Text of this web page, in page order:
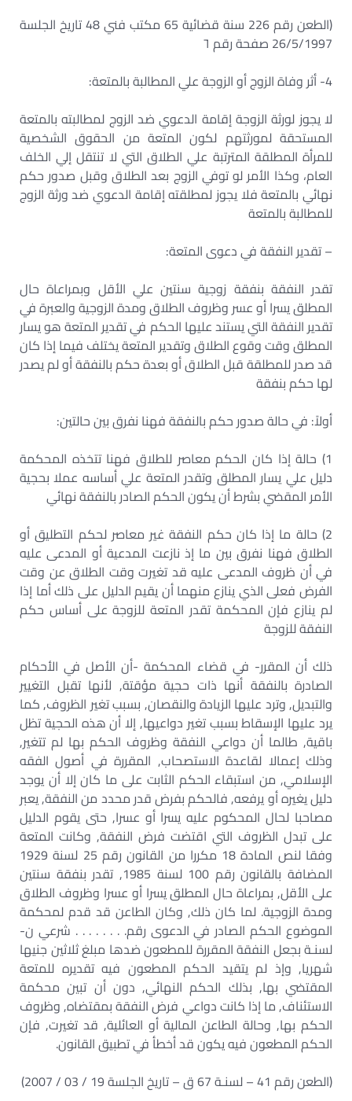
(الطعن رقم 226 سنة قضائية 65 مكتب فني 48 تاريخ الجلسة
26/5/1997 صفحة رقم ٦
4- أثر وفاة الزوج أو الزوجة علي المطالبة بالمتعة:
لا يجوز لورثة الزوجة إقامة الدعوي ضد الزوج لمطالبته بالمتعة
المستحقة لمورثتهم لكون المتعة من الحقوق الشخصية
للمرأة المطلقة المترتبة علي الطلاق التي لا تنتقل إلي الخلف
العام، وكذا الأمر لو توفي الزوج بعد الطلاق وقبل صدور حكم
نهائي بالمتعة فلا يجوز لمطلقته إقامة الدعوي ضد ورثة الزوج
للمطالبة بالمتعة
– تقدير النفقة في دعوى المتعة:
تقدر النفقة بنفقة زوجية سنتين علي الأقل وبمراعاة حال
المطلق يسرا أو عسر وظروف الطلاق ومدة الزوجية والعبرة في
تقدير النفقة التي يستند عليها الحكم في تقدير المتعة هو يسار
المطلق وقت وقوع الطلاق وتقدير المتعة يختلف فيما إذا كان
قد صدر للمطلقة قبل الطلاق أو بعدة حكم بالنفقة أو لم يصدر
لها حكم بنفقة
أولاً: في حالة صدور حكم بالنفقة فهنا نفرق بين حالتين:
1) حالة إذا كان الحكم معاصر للطلاق فهنا تتخذه المحكمة
دليل علي يسار المطلق وتقدر المتعة علي أساسه عملا بحجية
الأمر المقضي بشرط أن يكون الحكم الصادر بالنفقة نهائي
2) حالة ما إذا كان حكم النفقة غير معاصر لحكم التطليق أو
الطلاق فهنا نفرق بين ما إذ نازعت المدعية أو المدعى عليه
في أن ظروف المدعى عليه قد تغيرت وقت الطلاق عن وقت
الفرض فعلى الذي ينازع منهما أن يقيم الدليل على ذلك أما إذا
لم ينازع فإن المحكمة تقدر المتعة للزوجة على أساس حكم
النفقة للزوجة
ذلك أن المقرر- في قضاء المحكمة -أن الأصل في الأحكام
الصادرة بالنفقة أنها ذات حجية مؤقتة, لأنها تقبل التغيير
والتبديل, وترد عليها الزيادة والنقصان, بسبب تغير الظروف, كما
يرد عليها الإسقاط بسبب تغير دواعيها, إلا أن هذه الحجية تظل
باقية, طالما أن دواعي النفقة وظروف الحكم بها لم تتغير,
وذلك إعمالا لقاعدة الاستصحاب, المقررة في أصول الفقه
الإسلامي, من استبقاء الحكم الثابت على ما كان إلا أن يوجد
دليل يغيره أو يرفعه, فالحكم بفرض قدر محدد من النفقة, يعبر
مصاحبا لحال المحكوم عليه يسرا أو عسرا, حتى يقوم الدليل
على تبدل الظروف التي اقتضت فرض النفقة, وكانت المتعة
وفقا لنص المادة 18 مكررا من القانون رقم 25 لسنة 1929
المضافة بالقانون رقم 100 لسنة 1985, تقدر بنفقة سنتين
على الأقل, بمراعاة حال المطلق يسرا أو عسرا وظروف الطلاق
ومدة الزوجية. لما كان ذلك, وكان الطاعن قد قدم لمحكمة
الموضوع الحكم الصادر في الدعوى رقم. . . . . . . . شرعي ن-
لسنـة بجعل النفقة المقررة للمطعون ضدها مبلغ ثلاثين جنيها
شهريا, وإذ لم يتقيد الحكم المطعون فيه تقديره للمتعة
المقتضي بها, بذلك الحكم النهائي, دون أن تبين محكمة
الاستئناف, ما إذا كانت دواعي فرض النفقة بمقتضاه, وظروف
الحكم بها, وحالة الطاعن المالية أو العائلية, قد تغيرت, فإن
الحكم المطعون فيه يكون قد أخطأ في تطبيق القانون.
(الطعن رقم 41 – لسنـة 67 ق – تاريخ الجلسة 19 / 03 / 2007)